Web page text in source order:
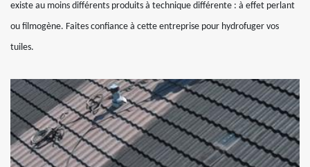
existe au moins différents produits à technique différente : à effet perlant
ou filmogène. Faites confiance à cette entreprise pour hydrofuger vos
tuiles.